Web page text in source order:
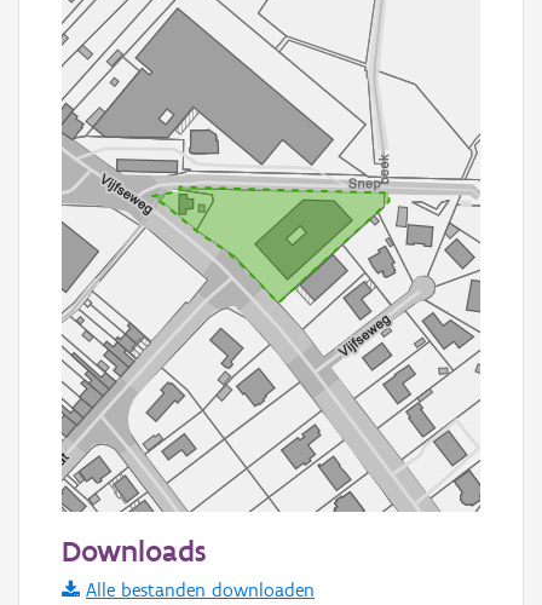
Informatie Vlaanderen
Downloads
Alle bestanden downloaden